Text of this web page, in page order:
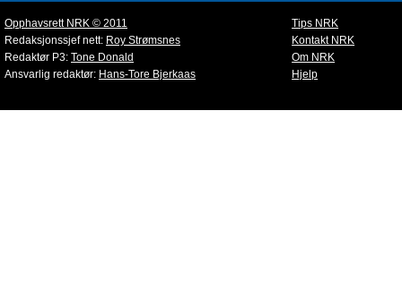
Opphavsrett NRK © 2011
Redaksjonssjef nett: Roy Strømsnes
Redaktør P3: Tone Donald
Ansvarlig redaktør: Hans-Tore Bjerkaas
Tips NRK
Kontakt NRK
Om NRK
Hjelp